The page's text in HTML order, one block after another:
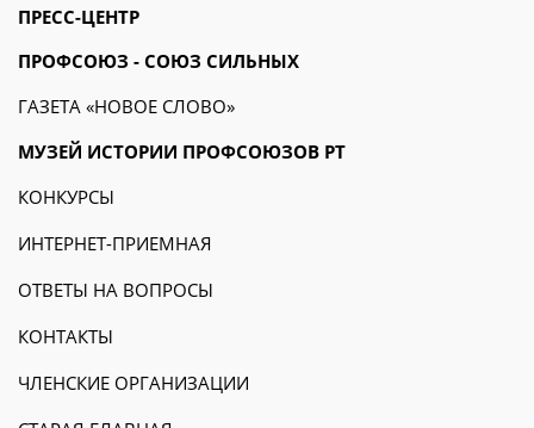
ПРЕСС-ЦЕНТР
ПРОФСОЮЗ - СОЮЗ СИЛЬНЫХ
ГАЗЕТА «НОВОЕ СЛОВО»
МУЗЕЙ ИСТОРИИ ПРОФСОЮЗОВ РТ
КОНКУРСЫ
ИНТЕРНЕТ-ПРИЕМНАЯ
ОТВЕТЫ НА ВОПРОСЫ
КОНТАКТЫ
ЧЛЕНСКИЕ ОРГАНИЗАЦИИ